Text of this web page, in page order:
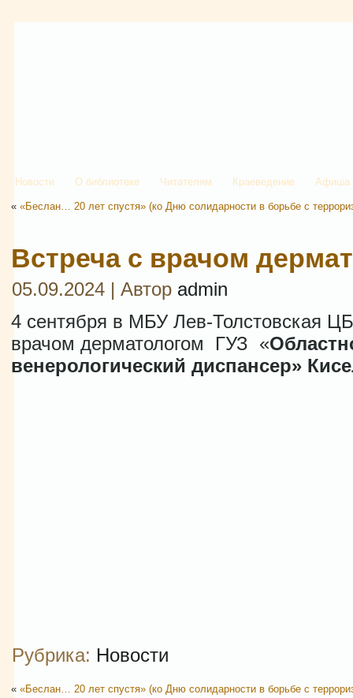
Новости О библиотеке Читателям Краеведение Афиша
« «Беслан… 20 лет спустя» (ко Дню солидарности в борьбе с
Встреча с врачом
05.09.2024 | Автор admin
4 сентября в МБУ Лев-Толстовская
врачом дерматологом ГУЗ «
венерологический диспансер»
Рубрика: Новости
« «Беслан… 20 лет спустя» (ко Дню солидарности в борьбе с